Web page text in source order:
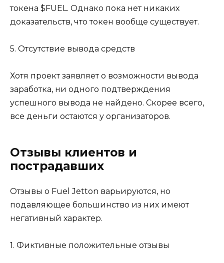
токена $FUEL. Однако пока нет никаких
доказательств, что токен вообще существует.
5. Отсутствие вывода средств
Хотя проект заявляет о возможности вывода
заработка, ни одного подтверждения
успешного вывода не найдено. Скорее всего,
все деньги остаются у организаторов.
Отзывы клиентов и
пострадавших
Отзывы о Fuel Jetton варьируются, но
подавляющее большинство из них имеют
негативный характер.
1. Фиктивные положительные отзывы